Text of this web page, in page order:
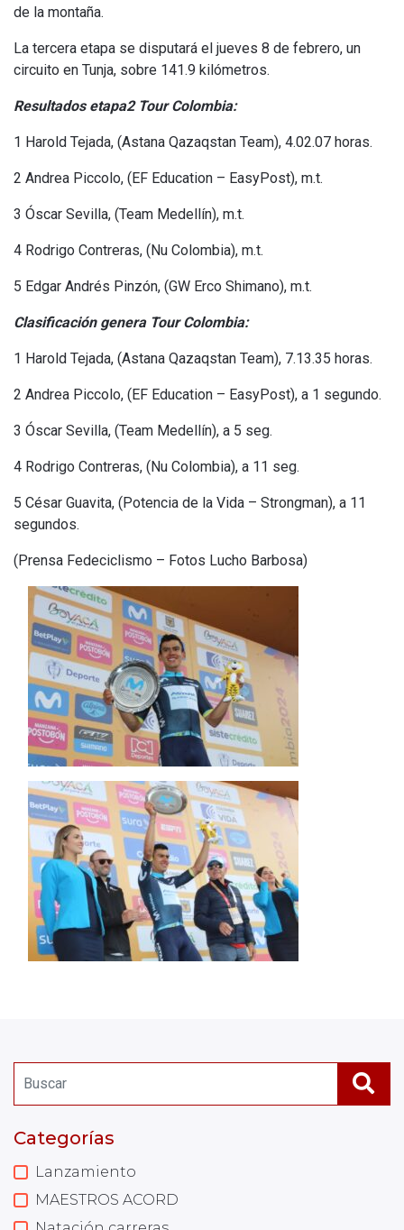
Categorías
Lanzamiento
MAESTROS ACORD
de la montaña.
La tercera etapa se disputará el jueves 8 de febrero, un
circuito en Tunja, sobre 141.9 kilómetros.
Resultados etapa2 Tour Colombia:
1 Harold Tejada, (Astana Qazaqstan Team), 4.02.07 horas.
2 Andrea Piccolo, (EF Education – EasyPost), m.t.
3 Óscar Sevilla, (Team Medellín), m.t.
4 Rodrigo Contreras, (Nu Colombia), m.t.
5 Edgar Andrés Pinzón, (GW Erco Shimano), m.t.
Clasificación genera Tour Colombia:
1 Harold Tejada, (Astana Qazaqstan Team), 7.13.35 horas.
2 Andrea Piccolo, (EF Education – EasyPost), a 1 segundo.
3 Óscar Sevilla, (Team Medellín), a 5 seg.
4 Rodrigo Contreras, (Nu Colombia), a 11 seg.
5 César Guavita, (Potencia de la Vida – Strongman), a 11
segundos.
(Prensa Fedeciclismo – Fotos Lucho Barbosa)